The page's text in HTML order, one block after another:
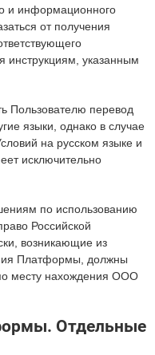
и информационного
от получения
указанным
Пользователю перевод
языки, однако в случае
на русском языке и
исключительно
по использованию
Российской
возникающие из
Платформы, должны
месту нахождения ООО
Отдельные